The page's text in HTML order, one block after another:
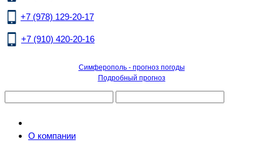
+7 (978) 129-20-17
+7 (910) 420-20-16
Симферополь - прогноз погоды
Подробный прогноз
О компании